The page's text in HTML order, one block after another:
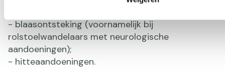
- blaasontsteking (voornamelijk bij
rolstoelwandelaars met neurologische
aandoeningen);
- hitteaandoeningen.